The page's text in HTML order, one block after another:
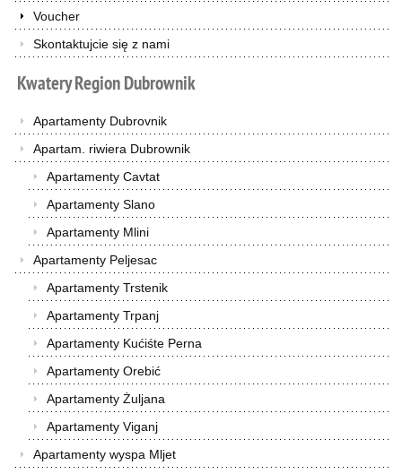
Voucher
Skontaktujcie się z nami
KwateryRegionDubrownik
Apartamenty Dubrovnik
Apartam. riwiera Dubrownik
Apartamenty Cavtat
Apartamenty Slano
Apartamenty Mlini
Apartamenty Peljesac
Apartamenty Trstenik
Apartamenty Trpanj
Apartamenty Kućiśte Perna
Apartamenty Orebić
Apartamenty Żuljana
Apartamenty Viganj
Apartamenty wyspa Mljet